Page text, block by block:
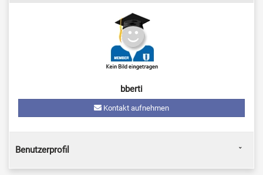
bberti
Kontakt aufnehmen
Benutzerprofil